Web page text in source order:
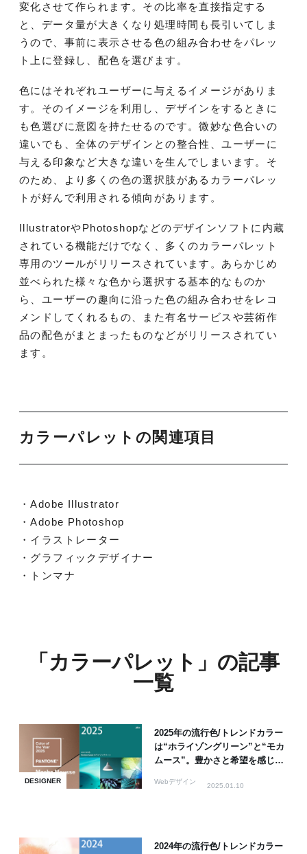
変化させて作られます。その比率を直接指定する
と、データ量が大きくなり処理時間も長引いてしま
うので、事前に表示させる色の組み合わせをパレッ
ト上に登録し、配色を選びます。
色にはそれぞれユーザーに与えるイメージがありま
す。そのイメージを利用し、デザインをするときに
も色選びに意図を持たせるのです。微妙な色合いの
違いでも、全体のデザインとの整合性、ユーザーに
与える印象など大きな違いを生んでしまいます。そ
のため、より多くの色の選択肢があるカラーパレッ
トが好んで利用される傾向があります。
IllustratorやPhotoshopなどのデザインソフトに内蔵
されている機能だけでなく、多くのカラーパレット
専用のツールがリリースされています。あらかじめ
並べられた様々な色から選択する基本的なものか
ら、ユーザーの趣向に沿った色の組み合わせをレコ
メンドしてくれるもの、また有名サービスや芸術作
品の配色がまとまったものなどがリリースされてい
ます。
カラーパレットの関連項目
・Adobe Illustrator
・Adobe Photoshop
・イラストレーター
・グラフィックデザイナー
・トンマナ
「カラーパレット」の記事
一覧
DESIGNER
2025年の流行色/トレンドカラー
は“ホライゾングリーン”と“モカ
ムース”。豊かさと希望を感じさ
Webデザイン
2025.01.10
2024年の流行色/トレンドカラー